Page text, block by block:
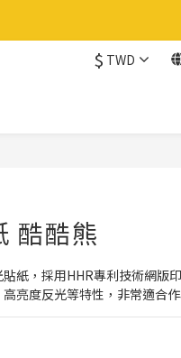
$ TWD
酷酷熊
紙，採用HHR專利技術網版
亮度反光等特性，非常適合